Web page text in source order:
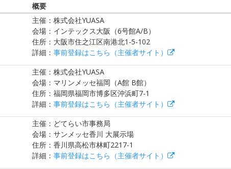
概要
主催：株式会社YUASA
会場：インテックス大阪（6号館A/B）
住所：大阪市住之江区南港北1-5-102
詳細： 事前登録はこちら（主催者サイト）
主催：株式会社YUASA
会場：マリンメッセ福岡（A館 B館）
住所：福岡県福岡市博多区沖浜町7-1
詳細： 事前登録はこちら（主催者サイト）
主催：どてらい市事務局
会場：サンメッセ香川 大展示場
住所：香川県高松市林町2217-1
詳細： 事前登録はこちら（主催者サイト）